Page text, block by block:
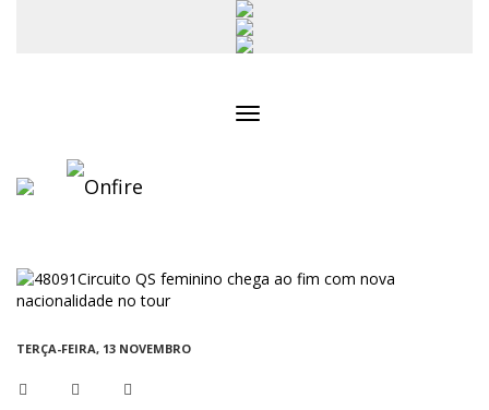
TERÇA-FEIRA, 13 NOVEMBRO